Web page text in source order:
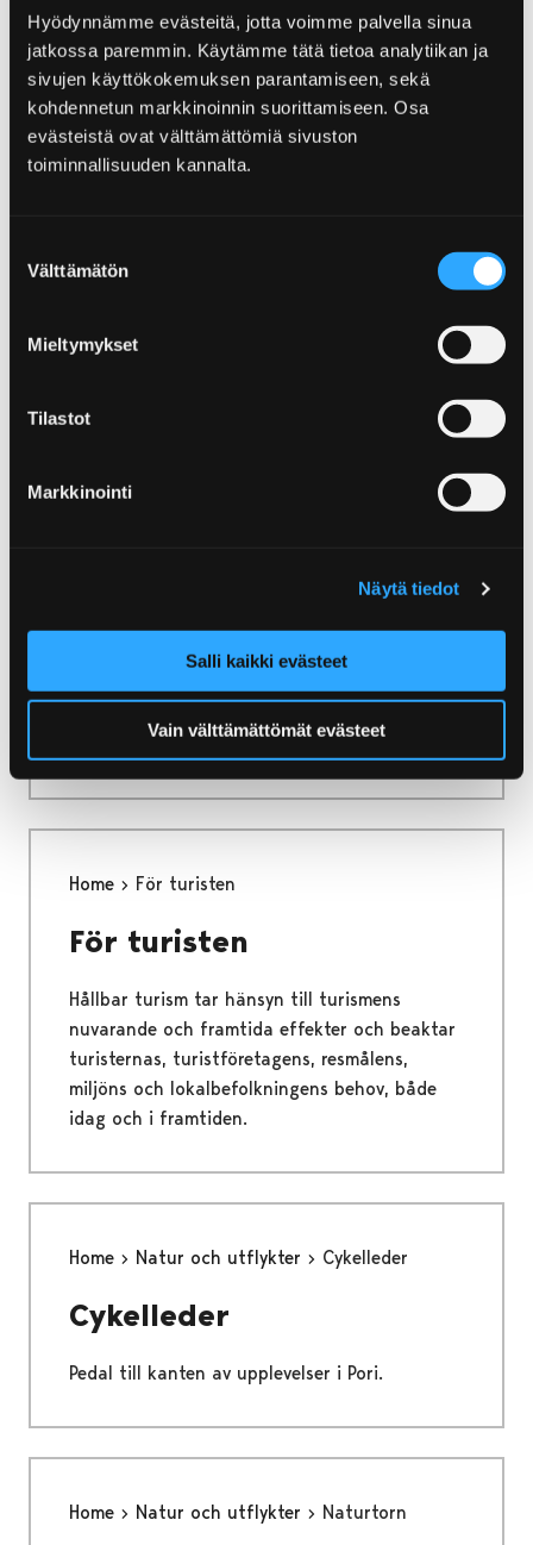
Hyödynnämme evästeitä, jotta voimme palvella sinua
jatkossa paremmin. Käytämme tätä tietoa analytiikan ja
sivujen käyttökokemuksen parantamiseen, sekä
kohdennetun markkinoinnin suorittamiseen. Osa
evästeistä ovat välttämättömiä sivuston
toiminnallisuuden kannalta.
valinta
Välttämätön
Mieltymykset
Tilastot
Markkinointi
Näytä tiedot
Salli kaikki evästeet
Vain välttämättömät evästeet
Yyteri leder
Vad kan vara mer spektakulärt än att vandra
längs den vackra Yyteri stranden längs unika
sanddyner och beundra naturens underverk i
du utforskar områdets varierade
Den traditionella allemansrätten som
tillämpas i vårt land ger oss utomordentliga
möjligheter att röra oss ute i skog och mark
Home För turisten
För turisten
Hållbar turism tar hänsyn till turismens
nuvarande och framtida effekter och beaktar
turisternas, turistföretagens, resmålens,
miljöns och lokalbefolkningens behov, både
idag och i framtiden.
Home Natur och utflykter Cykelleder
Cykelleder
Pedal till kanten av upplevelser i Pori.
Home Natur och utflykter Naturtorn